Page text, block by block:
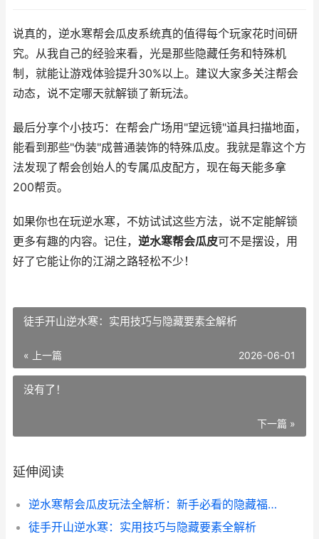
说真的，逆水寒帮会瓜皮系统真的值得每个玩家花时间研
究。从我自己的经验来看，光是那些隐藏任务和特殊机
制，就能让游戏体验提升30%以上。建议大家多关注帮会
动态，说不定哪天就解锁了新玩法。
最后分享个小技巧：在帮会广场用"望远镜"道具扫描地面，
能看到那些"伪装"成普通装饰的特殊瓜皮。我就是靠这个方
法发现了帮会创始人的专属瓜皮配方，现在每天能多拿
200帮贡。
如果你也在玩逆水寒，不妨试试这些方法，说不定能解锁
更多有趣的内容。记住， 逆水寒帮会瓜皮可不是摆设，用
好了它能让你的江湖之路轻松不少！
徒手开山逆水寒：实用技巧与隐藏要素全解析
« 上一篇 2026-06-01
没有了！
下一篇 »
延伸阅读
逆水寒帮会瓜皮玩法全解析：新手必看的隐藏福利
徒手开山逆水寒：实用技巧与隐藏要素全解析